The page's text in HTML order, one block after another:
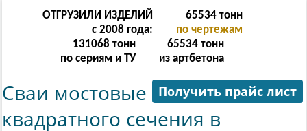
ОТГРУЗИЛИ ИЗДЕЛИЙ
с 2008 года:
131070тонн
по чертежам
238342 тонн
по сериям и ТУ
131070 тонн
из артбетона
Получить прайс лист
Сваи мостовые
квадратного сечения в